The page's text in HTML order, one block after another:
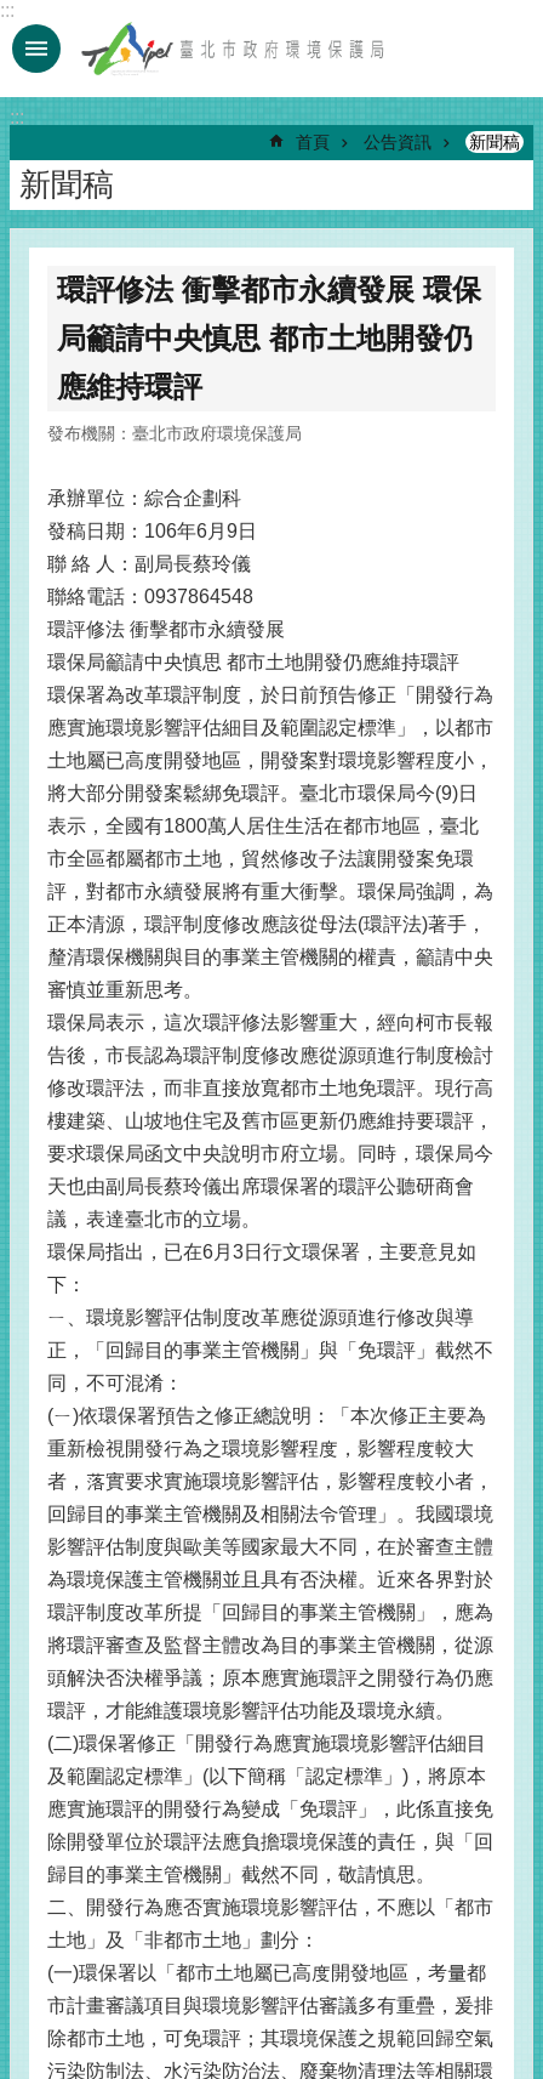
跳到主要內容區塊
:::
:::
首頁 公告資訊 新聞稿
新聞稿
環評修法 衝擊都市永續發展 環保
局籲請中央慎思 都市土地開發仍
應維持環評
發布機關：臺北市政府環境保護局
承辦單位：綜合企劃科
發稿日期：106年6月9日
聯 絡 人：副局長蔡玲儀
聯絡電話：0937864548
環評修法 衝擊都市永續發展
環保局籲請中央慎思 都市土地開發仍應維持環評
環保署為改革環評制度，於日前預告修正「開發行為
應實施環境影響評估細目及範圍認定標準」，以都市
土地屬已高度開發地區，開發案對環境影響程度小，
將大部分開發案鬆綁免環評。臺北市環保局今(9)日
表示，全國有1800萬人居住生活在都市地區，臺北
市全區都屬都市土地，貿然修改子法讓開發案免環
評，對都市永續發展將有重大衝擊。環保局強調，為
正本清源，環評制度修改應該從母法(環評法)著手，
釐清環保機關與目的事業主管機關的權責，籲請中央
審慎並重新思考。
環保局表示，這次環評修法影響重大，經向柯市長報
告後，市長認為環評制度修改應從源頭進行制度檢討
修改環評法，而非直接放寬都市土地免環評。現行高
樓建築、山坡地住宅及舊市區更新仍應維持要環評，
要求環保局函文中央說明市府立場。同時，環保局今
天也由副局長蔡玲儀出席環保署的環評公聽研商會
議，表達臺北市的立場。
環保局指出，已在6月3日行文環保署，主要意見如
下：
ㄧ、環境影響評估制度改革應從源頭進行修改與導
正，「回歸目的事業主管機關」與「免環評」截然不
同，不可混淆：
(ㄧ)依環保署預告之修正總說明：「本次修正主要為
重新檢視開發行為之環境影響程度，影響程度較大
者，落實要求實施環境影響評估，影響程度較小者，
回歸目的事業主管機關及相關法令管理」。我國環境
影響評估制度與歐美等國家最大不同，在於審查主體
為環境保護主管機關並且具有否決權。近來各界對於
環評制度改革所提「回歸目的事業主管機關」，應為
將環評審查及監督主體改為目的事業主管機關，從源
頭解決否決權爭議；原本應實施環評之開發行為仍應
環評，才能維護環境影響評估功能及環境永續。
(二)環保署修正「開發行為應實施環境影響評估細目
及範圍認定標準」(以下簡稱「認定標準」)，將原本
應實施環評的開發行為變成「免環評」，此係直接免
除開發單位於環評法應負擔環境保護的責任，與「回
歸目的事業主管機關」截然不同，敬請慎思。
二、開發行為應否實施環境影響評估，不應以「都市
土地」及「非都市土地」劃分：
(一)環保署以「都市土地屬已高度開發地區，考量都
市計畫審議項目與環境影響評估審議多有重疊，爰排
除都市土地，可免環評；其環境保護之規範回歸空氣
污染防制法、水污染防治法、廢棄物清理法等相關環